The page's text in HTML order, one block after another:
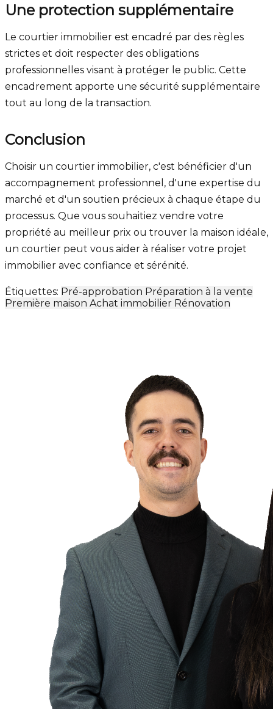
Une protection supplémentaire
Le courtier immobilier est encadré par des règles
strictes et doit respecter des obligations
professionnelles visant à protéger le public. Cette
encadrement apporte une sécurité supplémentaire
tout au long de la transaction.
Conclusion
Choisir un courtier immobilier, c'est bénéficier d'un
accompagnement professionnel, d'une expertise du
marché et d'un soutien précieux à chaque étape du
processus. Que vous souhaitiez vendre votre
propriété au meilleur prix ou trouver la maison idéale,
un courtier peut vous aider à réaliser votre projet
immobilier avec confiance et sérénité.
Étiquettes: Pré-approbation Préparation à la vente
Première maison Achat immobilier Rénovation